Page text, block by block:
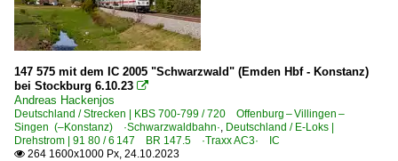
147 575 mit dem IC 2005 "Schwarzwald" (Emden Hbf - Konstanz)
bei Stockburg 6.10.23 
Andreas Hackenjos
Deutschland / Strecken | KBS 700-799 / 720 Offenburg – Villingen –
Singen (–Konstanz) ·Schwarzwaldbahn·, Deutschland / E-Loks |
Drehstrom | 91 80 / 6 147 BR 147.5 ·Traxx AC3· IC
 264 1600x1000 Px, 24.10.2023